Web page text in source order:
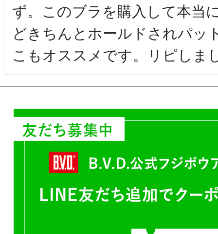
ず。このブラを購入して本当
どきちんとホールドされパッ
こもオススメです。リピしま